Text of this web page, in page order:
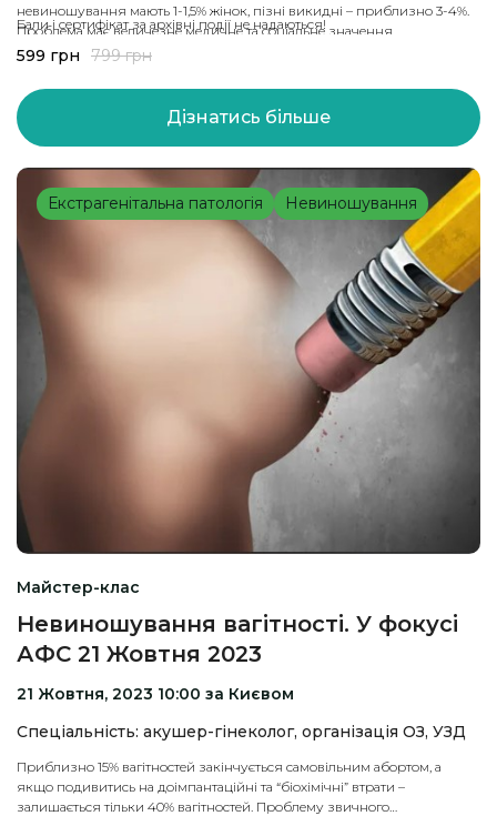
невиношування мають 1-1,5% жінок, пізні викидні – приблизно 3-4%.
Проблема має величезне медичне та соціальне значення.
На вебінарі детально обговоримо вроджені та набуті тромбофілії як
причину невиношування вагітності.Отримаєте актуальні гайдлайни
на електронну пошту.
Бали і сертифікат за архівні події не надаються!
599 грн 799грн
Дізнатись більше
Екстрагенітальна патологія Невиношування
Майстер-клас
Невиношування вагітності. У фокусі
АФС 21 Жовтня 2023
21 Жовтня, 2023 10:00 за Києвом
Спеціальність: акушер-гінеколог, організація ОЗ, УЗД
Приблизно 15% вагітностей закінчується самовільним абортом, а
якщо подивитись на доімпантаційні та “біохімічні” втрати –
залишається тільки 40% вагітностей. Проблему звичного